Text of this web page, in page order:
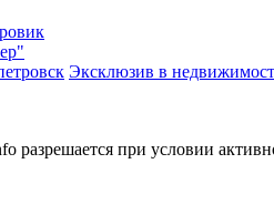
Эксклюзив в
разрешается при условии